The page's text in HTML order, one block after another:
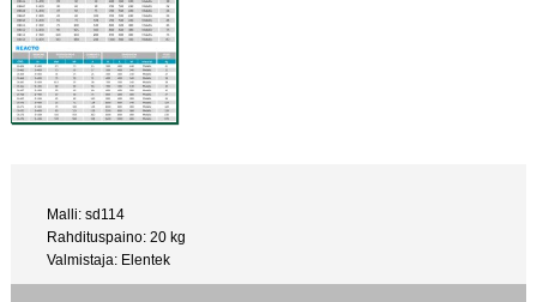
Malli: sd114
Rahdituspaino: 20 kg
Valmistaja: Elentek